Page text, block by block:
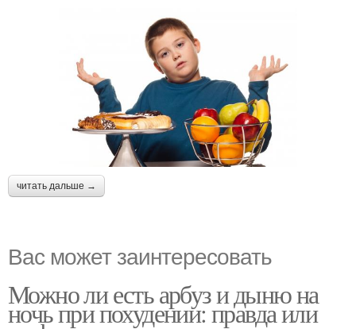
читать дальше →
Вас может заинтересовать
Можно ли есть арбуз и дыню на
ночь при похудении: правда или